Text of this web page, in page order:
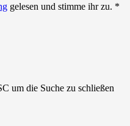
gelesen und stimme ihr zu. *
um die Suche zu schließen